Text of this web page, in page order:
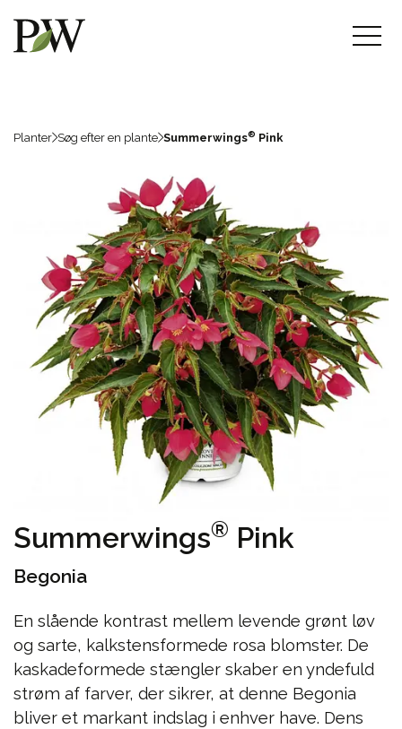
Planter Søg efter en plante Summerwings® Pink
Summerwings® Pink
Begonia
En slående kontrast mellem levende grønt løv
og sarte, kalkstensformede rosa blomster. De
kaskadeformede stængler skaber en yndefuld
strøm af farver, der sikrer, at denne Begonia
bliver et markant indslag i enhver have. Dens